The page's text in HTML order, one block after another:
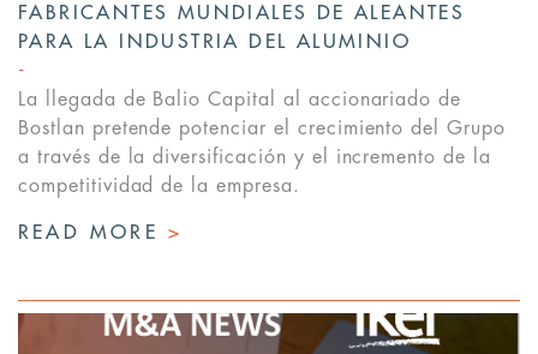
FABRICANTES MUNDIALES DE ALEANTES
PARA LA INDUSTRIA DEL ALUMINIO
La llegada de Balio Capital al accionariado de
Bostlan pretende potenciar el crecimiento del Grupo
a través de la diversificación y el incremento de la
competitividad de la empresa.
READ MORE >